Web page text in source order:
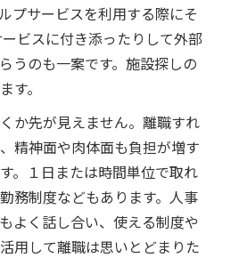
プサービスを利用する際にそ
ビスに付き添ったりして外部
うのも一案です。施設探しの
す。
か先が見えません。離職すれ
精神面や肉体面も負担が増す
。１日または時間単位で取れ
務制度などもあります。人事
よく話し合い、使える制度や
用して離職は思いとどまりた